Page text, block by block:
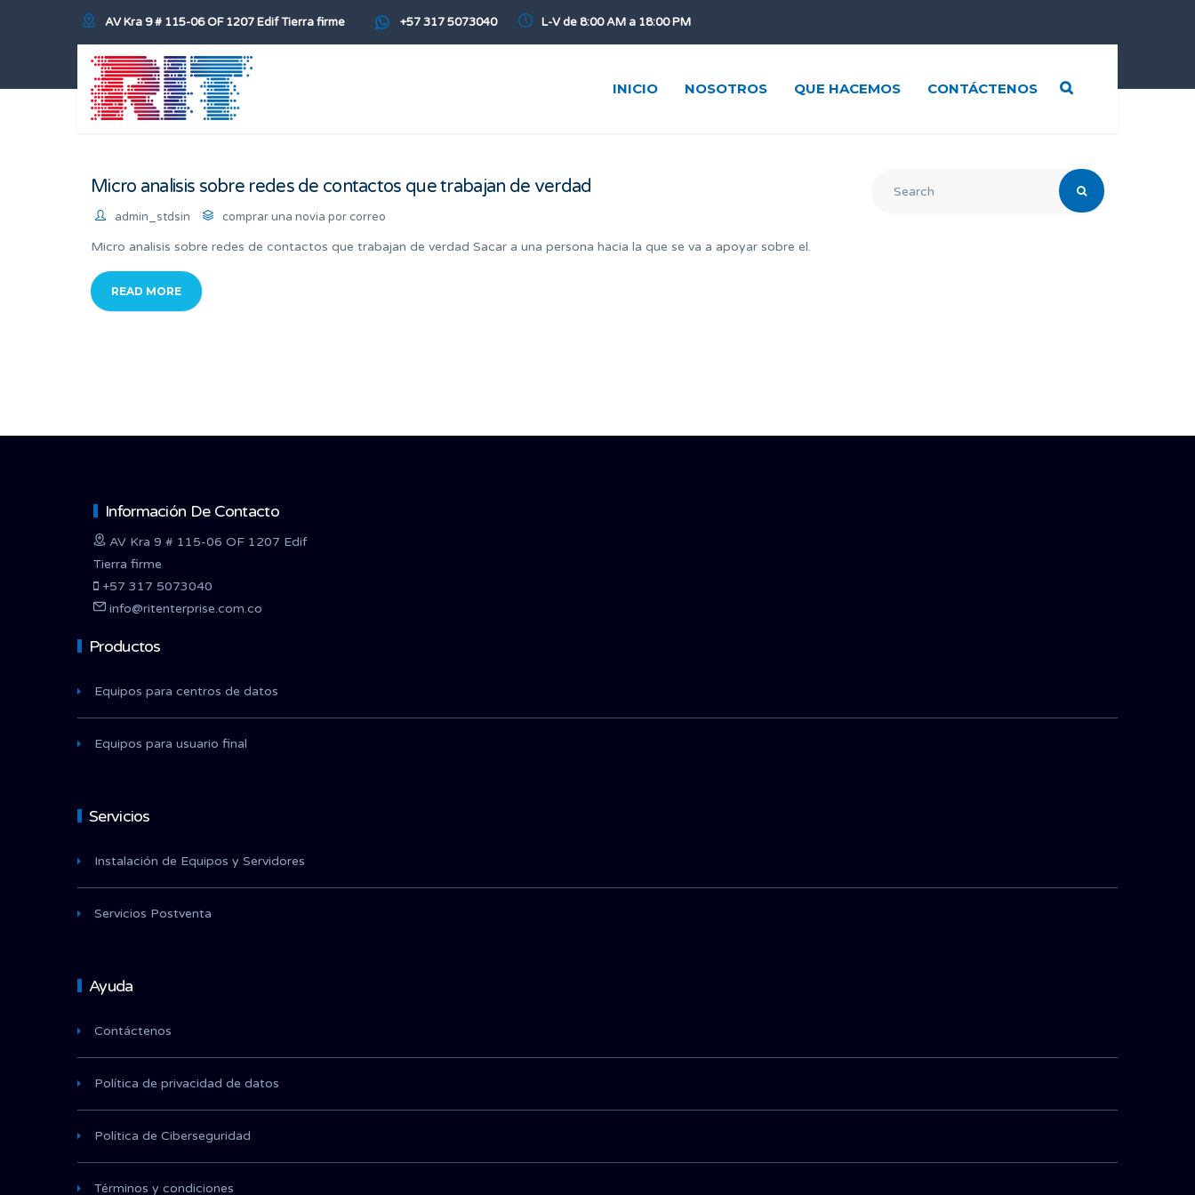
AV Kra 9 # 115-06 OF 1207 Edif Tierra firme +57 317 5073040 L-V de 8:00 AM a 18:00 PM
INICIO NOSOTROS QUE HACEMOS CONTÁCTENOS
Micro analisis sobre redes de contactos que trabajan de verdad
admin_stdsin comprar una novia por correo
Micro analisis sobre redes de contactos que trabajan de verdad Sacar a una persona hacia la que se va a apoyar sobre el.
READ MORE
Información De Contacto
AV Kra 9 # 115-06 OF 1207 Edif
Tierra firme
+57 317 5073040
info@ritenterprise.com.co
Productos
Equipos para centros de datos
Equipos para usuario final
Servicios
Instalación de Equipos y Servidores
Servicios Postventa
Ayuda
Contáctenos
Política de privacidad de datos
Política de Ciberseguridad
Términos y condiciones